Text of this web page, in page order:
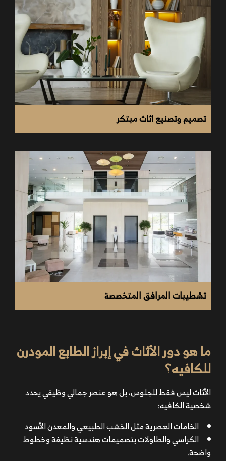
الكهرباء: تأسيس الشبكة الكهربائية كاملة (إضاءة –
أجهزة تحضير – تكييف – كاميرات).
السباكة: تجهيز خطوط المياه والصرف حسب توزيع
الأجهزة الصحية.
العزل: في الأرضيات أو الجدران إذا كان هناك تجهيز للمطبخ
أو دورات المياه.
الأرضيات: تركيب البورسلين، الباركيه، أو الأرضيات الصناعية
المقاومة.
الأسقف: تنفيذ جبس بورد أو أسقف معلقة بإضاءة مخفية.
الدهانات: اختيار ألوان جذابة تعكس هوية المكان (هادئة –
حيوية – داكنة…).
الحوائط: إضافة خامات مثل الطوب الديكوري، الخشب،
الخرسانة المصقولة، أو ورق الحائط.
تركيب الكاونتر (البار)، الرفوف، الكاشير، وحدات الخدمة.
تجهيز مناطق الجلوس (كنب، طاولات، كراسي) حسب
التصميم.
توزيع وحدات الإضاءة العامة والمباشرة على الطاولات
تركيب وحدات الصوت، الموسيقى الخلفية، مكيفات الهواء.
توصيل الأجهزة (ماكينات القهوة – الثلاجات – شاشات
العرض إن وجدت).
تصميم وتصنيع اثاث مبتكر
تشطيبات المرافق المتخصصة
ما هو دور الأثاث في إبراز الطابع المودرن
للكافيه؟
الأثاث ليس فقط للجلوس، بل هو عنصر جمالي وظيفي يحدد
شخصية الكافيه:
الخامات العصرية مثل الخشب الطبيعي والمعدن الأسود
الكراسي والطاولات بتصميمات هندسية نظيفة وخطوط
واضحة.